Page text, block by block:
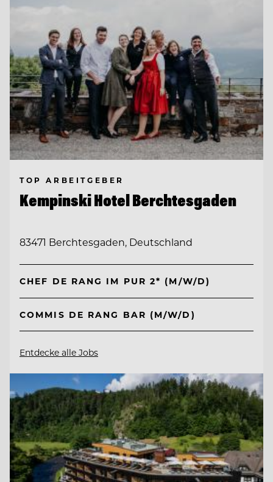
TOP ARBEITGEBER
Kempinski Hotel Berchtesgaden
83471 Berchtesgaden, Deutschland
CHEF DE RANG IM PUR 2* (M/W/D)
COMMIS DE RANG BAR (M/W/D)
Entdecke alle Jobs